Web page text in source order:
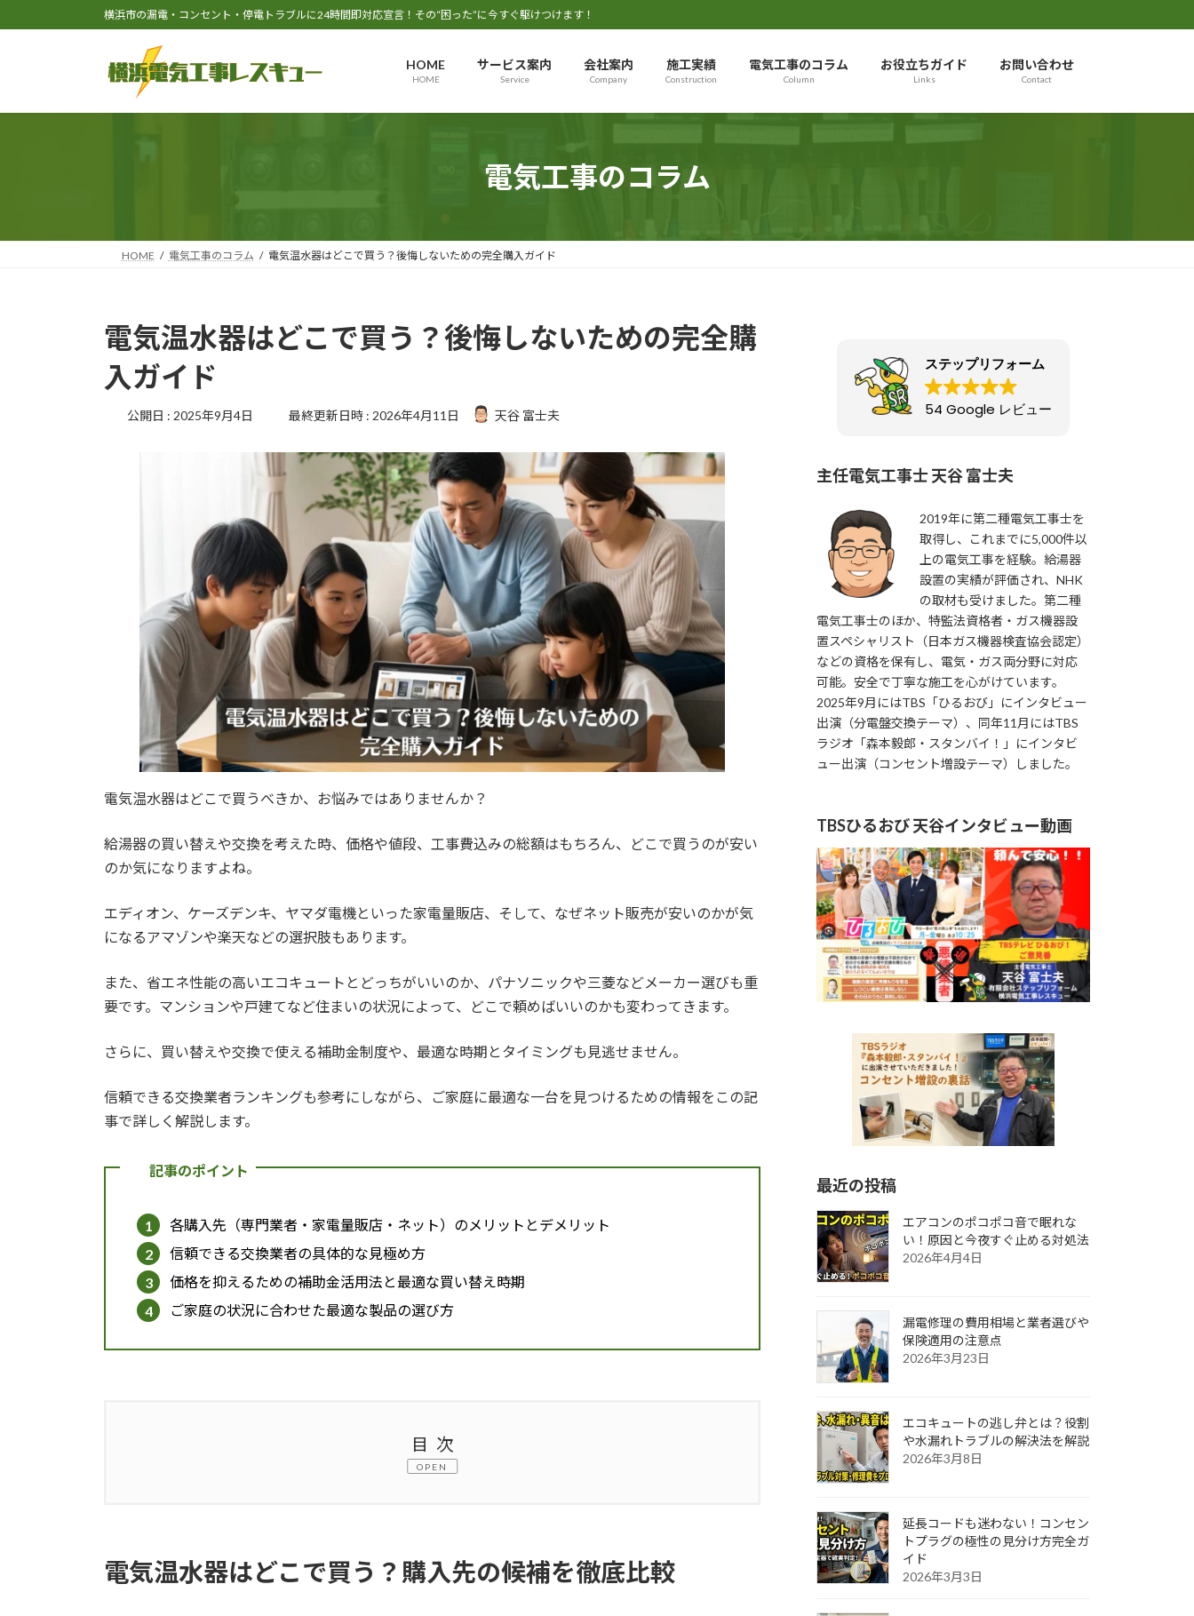
ン
へ
ビ
ョ
横浜市の漏電・コンセント・停電トラブルに24時間即対応宣言！その“困った”に今すぐ駆けつけます！
HOME
HOME
サービス案内
Service
会社案内
Company
施工実績
Construction
電気工事のコラム
Column
お役立ちガイド
Links
お問い合わせ
Contact
電気工事のコラム
HOME 電気工事のコラム 電気温水器はどこで買う？後悔しないための完全購入ガイド
電気温水器はどこで買う？後悔しないための完全購
入ガイド
2025年9月4日 最終更新日時 : 2026年4月11日 天谷 富士夫
電気温水器はどこで買うべきか、お悩みではありませんか？
給湯器の買い替えや交換を考えた時、価格や値段、工事費込みの総額はもちろん、どこで買うのが安い
のか気になりますよね。
エディオン、ケーズデンキ、ヤマダ電機といった家電量販店、そして、なぜネット販売が安いのかが気
になるアマゾンや楽天などの選択肢もあります。
また、省エネ性能の高いエコキュートとどっちがいいのか、パナソニックや三菱などメーカー選びも重
要です。マンションや戸建てなど住まいの状況によって、どこで頼めばいいのかも変わってきます。
さらに、買い替えや交換で使える補助金制度や、最適な時期とタイミングも見逃せません。
信頼できる交換業者ランキングも参考にしながら、ご家庭に最適な一台を見つけるための情報をこの記
事で詳しく解説します。
記事のポイント
各購入先（専門業者・家電量販店・ネット）のメリットとデメリット
信頼できる交換業者の具体的な見極め方
価格を抑えるための補助金活用法と最適な買い替え時期
ご家庭の状況に合わせた最適な製品の選び方
目次
OPEN
1.1.1. ランキングを有効活用するためのチェックポイント
電気温水器はどこで買う？購入先の候補を徹底比較
ステップリフォーム
54 Google レビュー
主任電気工事士 天谷 富士夫
2019年に第二種電気工事士を
取得し、これまでに5,000件以
上の電気工事を経験。給湯器
設置の実績が評価され、NHK
の取材も受けました。第二種
電気工事士のほか、特監法資格者・ガス機器設
置スペシャリスト（日本ガス機器検査協会認定）
などの資格を保有し、電気・ガス両分野に対応
可能。安全で丁寧な施工を心がけています。
2025年9月にはTBS「ひるおび」にインタビュー
出演（分電盤交換テーマ）、同年11月にはTBS
ラジオ「森本毅郎・スタンバイ！」にインタビ
ュー出演（コンセント増設テーマ）しました。
TBSひるおび 天谷インタビュー動画
最近の投稿
エアコンのポコポコ音で眠れな
い！原因と今夜すぐ止める対処法
2026年4月4日
漏電修理の費用相場と業者選びや
保険適用の注意点
2026年3月23日
エコキュートの逃し弁とは？役割
や水漏れトラブルの解決法を解説
2026年3月8日
延長コードも迷わない！コンセン
トプラグの極性の見分け方完全ガ
イド
2026年3月3日